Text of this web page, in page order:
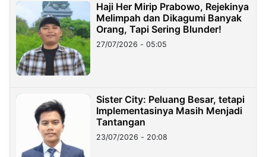
Haji Her Mirip Prabowo, Rejekinya
Melimpah dan Dikagumi Banyak
Orang, Tapi Sering Blunder!
27/07/2026 - 05:05
Sister City: Peluang Besar, tetapi
Implementasinya Masih Menjadi
Tantangan
23/07/2026 - 20:08